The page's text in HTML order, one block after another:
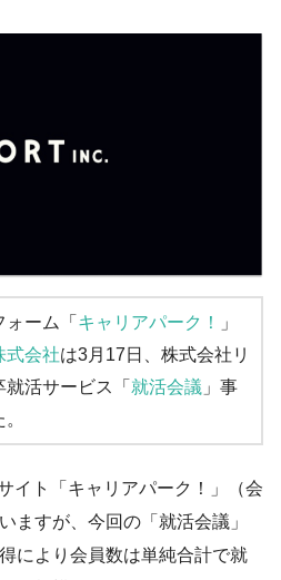
ーム「 キャリアパーク！
」
式会社は3月17日、株式会社リ
活サービス「 就活会議 」事
イト「キャリアパーク！」（会
ますが、今回の「就活会議」
により会員数は単純合計で就